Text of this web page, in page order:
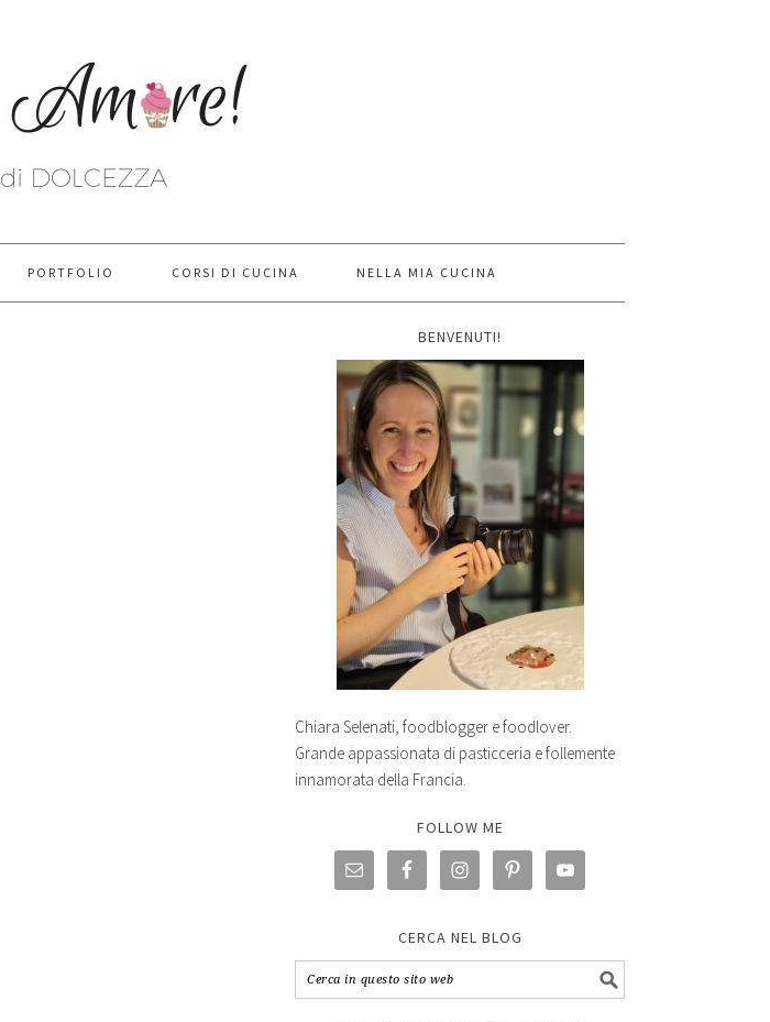
PORTFOLIO CORSI DI CUCINA NELLA MIA CUCINA
BENVENUTI!
Chiara Selenati, foodblogger e foodlover.
Grande appassionata di pasticceria e follemente
innamorata della Francia.
FOLLOW ME
CERCA NEL BLOG